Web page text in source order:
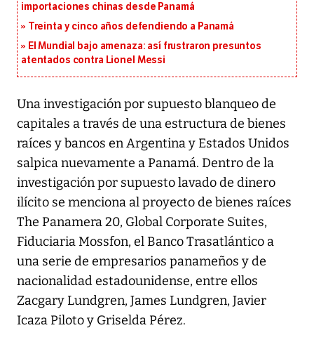
importaciones chinas desde Panamá
Treinta y cinco años defendiendo a Panamá
El Mundial bajo amenaza: así frustraron presuntos
atentados contra Lionel Messi
Una investigación por supuesto blanqueo de
capitales a través de una estructura de bienes
raíces y bancos en Argentina y Estados Unidos
salpica nuevamente a Panamá. Dentro de la
investigación por supuesto lavado de dinero
ilícito se menciona al proyecto de bienes raíces
The Panamera 20, Global Corporate Suites,
Fiduciaria Mossfon, el Banco Trasatlántico a
una serie de empresarios panameños y de
nacionalidad estadounidense, entre ellos
Zacgary Lundgren, James Lundgren, Javier
Icaza Piloto y Griselda Pérez.